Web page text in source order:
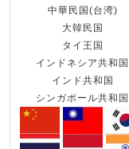
中華民国(台湾)
大韓民国
タイ王国
インドネシア共和国
インド共和国
シンガポール共和国